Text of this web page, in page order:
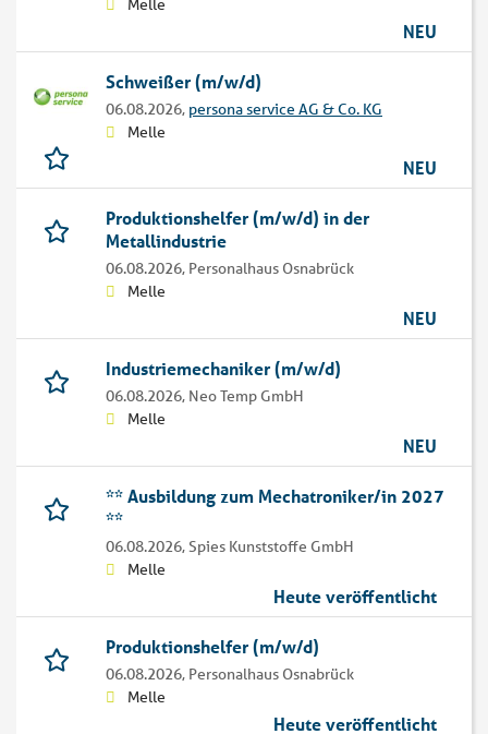
Melle
NEU
Schweißer (m/w/d)
06.08.2026, persona service AG & Co. KG
Melle
NEU
Produktionshelfer (m/w/d) in der
Metallindustrie
06.08.2026, Personalhaus Osnabrück
Melle
NEU
Industriemechaniker (m/w/d)
06.08.2026, Neo Temp GmbH
Melle
NEU
** Ausbildung zum Mechatroniker/in 2027
**
06.08.2026,Spies Kunststoffe GmbH
Melle
Heute veröffentlicht
Produktionshelfer (m/w/d)
06.08.2026, Personalhaus Osnabrück
Melle
Heute veröffentlicht